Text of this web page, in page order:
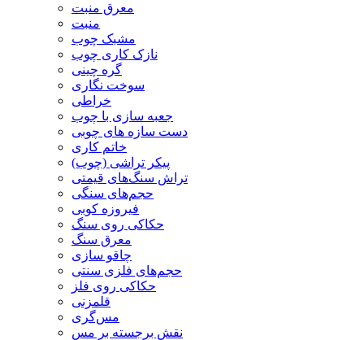
معرق منبت
منبت
مشبک چوب
نازک کاری چوب
گره چینی
سوخت نگاری
خراطی
جعبه سازی با چوب
دست سازه های چوبی
خاتم کاری
پیکر تراشی (چوب)
تراش سنگ‌های قیمتی
حجم‌های سنگی
فیروزه کوبی
حکاکی روی سنگ
معرق سنگ
چاقو سازی
حجم‌های فلزی سنتی
حکاکی روی فلز
قلمزنی
مس‌گری
نقش برجسته بر مس